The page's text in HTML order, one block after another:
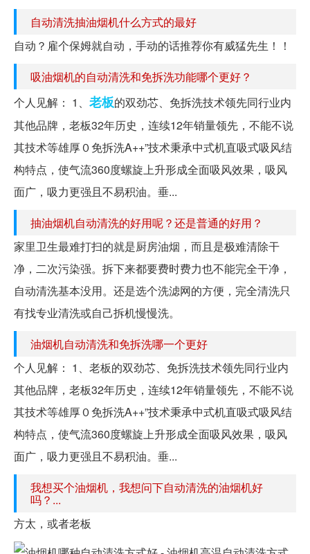
自动清洗抽油烟机什么方式的最好
自动？雇个保姆就自动，手动的话推荐你有威猛先生！！
吸油烟机的自动清洗和免拆洗功能哪个更好？
个人见解： 1、 老板的双劲芯、免拆洗技术领先同行业内
其他品牌，老板32年历史，连续12年销量领先，不能不说
其技术等雄厚０免拆洗A++”技术秉承中式机直吸式吸风结
构特点，使气流360度螺旋上升形成全面吸风效果，吸风
面广，吸力更强且不易积油。垂...
抽油烟机自动清洗的好用呢？还是普通的好用？
家里卫生最难打扫的就是厨房油烟，而且是极难清除干
净，二次污染强。拆下来都要费时费力也不能完全干净，
自动清洗基本没用。还是选个洗滤网的方便，完全清洗只
有找专业清洗或自己拆机慢慢洗。
油烟机自动清洗和免拆洗哪一个更好
个人见解： 1、老板的双劲芯、免拆洗技术领先同行业内
其他品牌，老板32年历史，连续12年销量领先，不能不说
其技术等雄厚０免拆洗A++”技术秉承中式机直吸式吸风结
构特点，使气流360度螺旋上升形成全面吸风效果，吸风
面广，吸力更强且不易积油。垂...
我想买个油烟机，我想问下自动清洗的油烟机好
吗？...
方太，或者老板